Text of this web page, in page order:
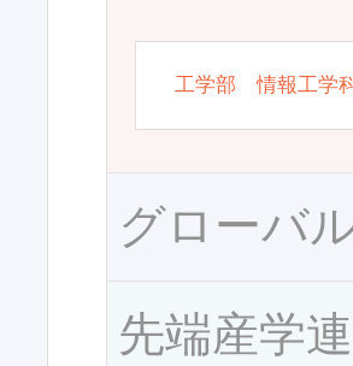
工学部 情報工学
グローバ
先端産学